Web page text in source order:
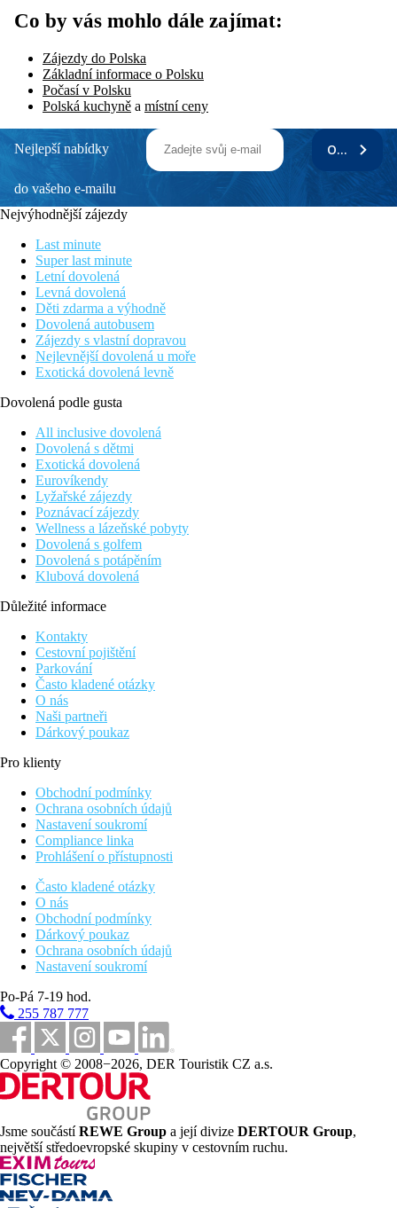
Co by vás mohlo dále zajímat:
Zájezdy do Polska
Základní informace o Polsku
Počasí v Polsku
Polská kuchyně a místní ceny
Nejlepší nabídky
do vašeho e-mailu
ODEBÍRAT
Nejvýhodnější zájezdy
Last minute
Super last minute
Letní dovolená
Levná dovolená
Děti zdarma a výhodně
Dovolená autobusem
Zájezdy s vlastní dopravou
Nejlevnější dovolená u moře
Exotická dovolená levně
Dovolená podle gusta
All inclusive dovolená
Dovolená s dětmi
Exotická dovolená
Eurovíkendy
Lyžařské zájezdy
Poznávací zájezdy
Wellness a lázeňské pobyty
Dovolená s golfem
Dovolená s potápěním
Klubová dovolená
Důležité informace
Kontakty
Cestovní pojištění
Parkování
Často kladené otázky
O nás
Naši partneři
Dárkový poukaz
Pro klienty
Obchodní podmínky
Ochrana osobních údajů
Nastavení soukromí
Compliance linka
Prohlášení o přístupnosti
Často kladené otázky
O nás
Obchodní podmínky
Dárkový poukaz
Ochrana osobních údajů
Nastavení soukromí
Po-Pá 7-19 hod.
255 787 777
Copyright © 2008−2026, DER Touristik CZ a.s.
Jsme součástíREWE Group a její divize DERTOUR Group,
největší středoevropské skupiny v cestovním ruchu.